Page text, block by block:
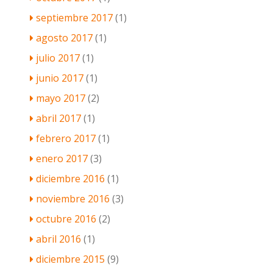
septiembre 2017(1)
agosto 2017(1)
julio 2017(1)
junio 2017(1)
mayo 2017(2)
abril 2017(1)
febrero 2017(1)
enero 2017(3)
diciembre 2016 (1)
noviembre 2016 (3)
octubre 2016 (2)
abril 2016 (1)
diciembre 2015 (9)